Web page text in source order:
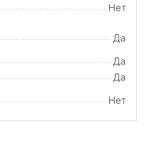
Нет
Да
Да
Да
Нет